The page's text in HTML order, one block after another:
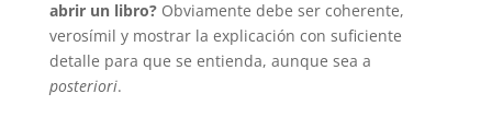
abrir un libro?Obviamente debe ser coherente,
verosímil y mostrar la explicación con suficiente
detalle para que se entienda, aunque sea a
posteriori.